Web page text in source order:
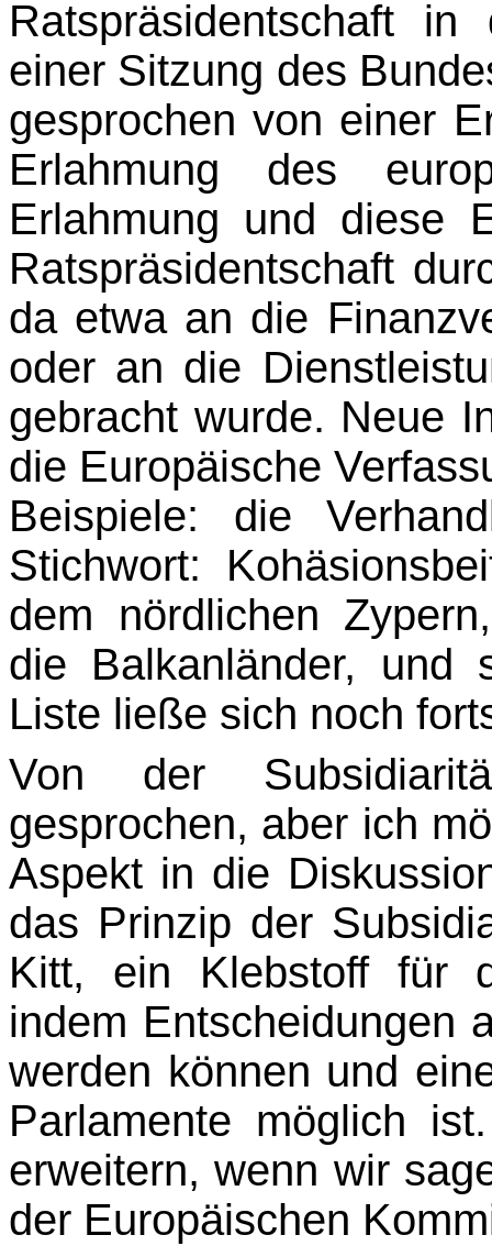
Ratspräsidentschaft
einer Sitzung des
gesprochen von einer
Erlahmung des
Erlahmung und diese
Ratspräsidentschaft
da etwa an die
oder an die
gebracht wurde. Neue
die Europäische
Beispiele: die
Stichwort:
dem nördlichen
die Balkanländer,
Liste ließe sich noch
Von der
gesprochen, aber ich
Aspekt in die
das Prinzip der
Kitt, ein Klebstoff für
indem Entscheidungen
werden können und
Parlamente möglich
erweitern, wenn wir
der Europäischen